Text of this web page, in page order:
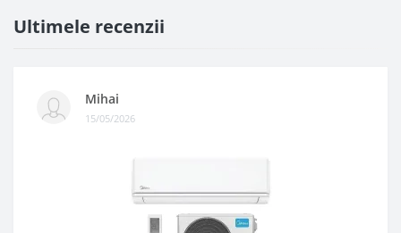
Ultimele recenzii
Mihai
15/05/2026